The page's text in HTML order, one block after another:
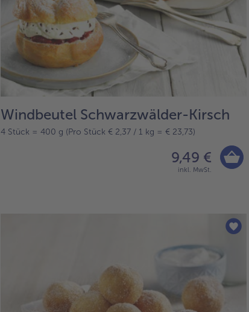
Windbeutel Schwarzwälder-Kirsch
4 Stück = 400 g (Pro Stück € 2,37 / 1 kg = € 23,73)
9,49 €
inkl. MwSt.